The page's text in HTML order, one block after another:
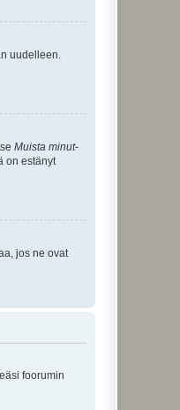
uudelleen.
Muista minut-
on estänyt
jos ne ovat
foorumin